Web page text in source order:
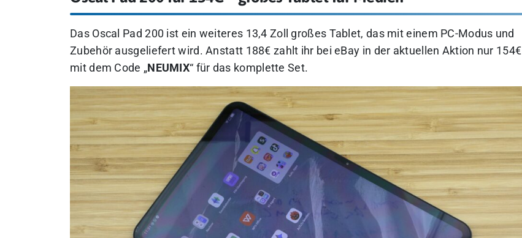
Das Oscal Pad 200 ist ein weiteres 13,4 Zoll großes Tablet, das mit einem PC-Modus und
Zubehör ausgeliefert wird. Anstatt 188€ zahlt ihr bei eBay in der aktuellen Aktion nur 154€
mit dem Code „NEUMIX“ für das komplette Set.